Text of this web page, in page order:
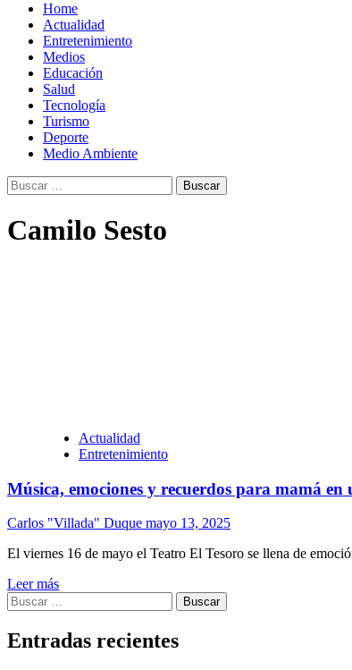
Home
Actualidad
Entretenimiento
Medios
Educación
Salud
Tecnología
Turismo
Deporte
Medio Ambiente
Buscar:
Camilo Sesto
Actualidad
Entretenimiento
Música, emociones y recuerdos para mamá
Carlos "Villada" Duque mayo 13, 2025
El viernes 16 de mayo el Teatro El Tesoro se llena de
Leer más
Buscar:
Entradas recientes